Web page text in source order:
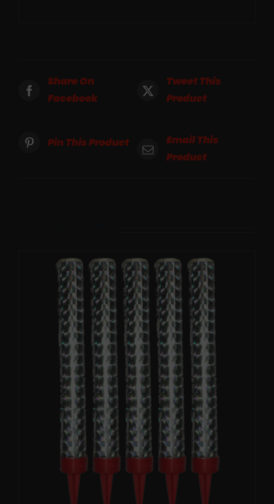
Share On
Facebook
Tweet This
Product
Pin This Product
Email This
Product